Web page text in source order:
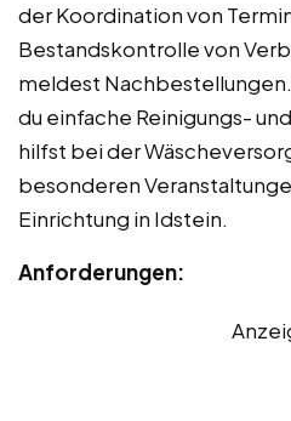
der Koordination von
Bestandskontrolle von
meldest
du einfache Reinigungs-
hilfst bei der
besonderen
Einrichtung in Idstein.
Anforderungen: